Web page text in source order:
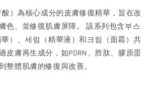
酸）為核心成分的皮膚修復精華，旨在改
色、並修復肌膚屏障。 該系列包含부스
）、세럼（精華液）和크림（面霜）共
皮膚再生成分，如PDRN、胜肽、膠原蛋
整體肌膚的修復與改善。